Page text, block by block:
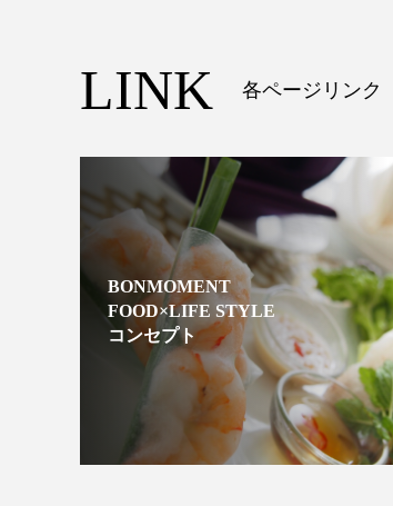
LINK 各ページリンク
BONMOMENT
FOOD×LIFE STYLE
コンセプト